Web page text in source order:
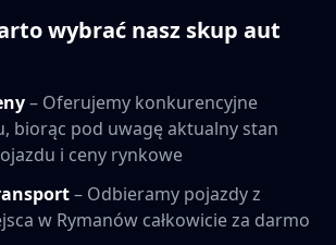
wybrać nasz skup aut
– Oferujemy konkurencyjne
biorąc pod uwagę aktualny stan
i ceny rynkowe
– Odbieramy pojazdy z
w Rymanów całkowicie za darmo